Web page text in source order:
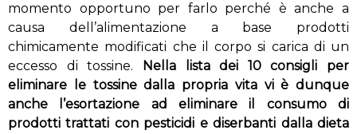
momento opportuno per farlo perché è anche a
causa dell’alimentazione a base prodotti
chimicamente modificati che il corpo si carica di un
eccesso di tossine.
Nella lista dei 10 consigli per
eliminare le tossine dalla propria vita vi è dunque
anche l’esortazione ad eliminare il consumo di
prodotti trattati con pesticidi e diserbanti dalla dieta